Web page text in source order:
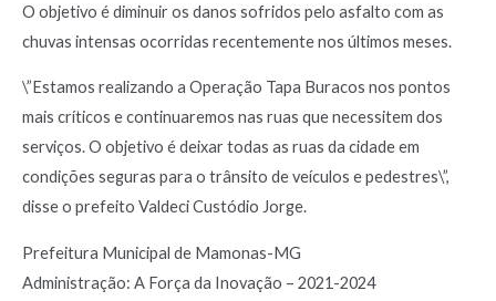
O objetivo é diminuir os danos sofridos pelo asfalto com as
chuvas intensas ocorridas recentemente nos últimos meses.
\”Estamos realizando a Operação Tapa Buracos nos pontos
mais críticos e continuaremos nas ruas que necessitem dos
serviços. O objetivo é deixar todas as ruas da cidade em
condições seguras para o trânsito de veículos e pedestres\”,
disse o prefeito Valdeci Custódio Jorge.
Prefeitura Municipal de Mamonas-MG
Administração: A Força da Inovação – 2021-2024